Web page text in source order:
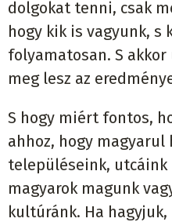
dolgokat tenni, csak
hogy kik is vagyunk,
folyamatosan. S
meg lesz az
S hogy miért fontos,
ahhoz, hogy magyarul
településeink, utcáink
magyarok magunk
kultúránk. Ha